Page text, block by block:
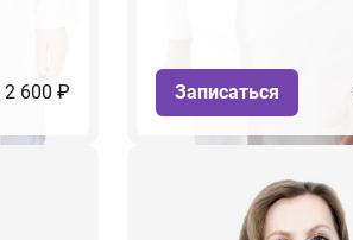
2 600 ₽ Записаться